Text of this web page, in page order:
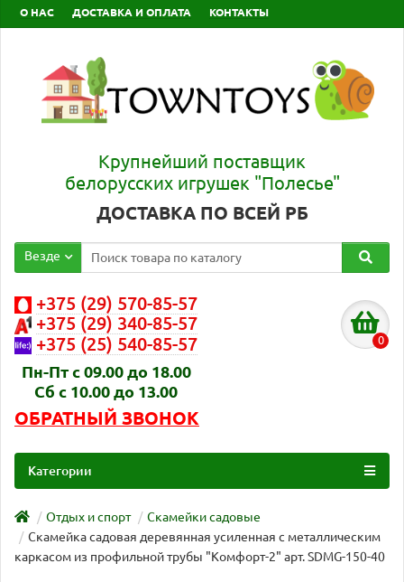
О НАС ДОСТАВКА И ОПЛАТА КОНТАКТЫ
Крупнейший поставщик
белорусских игрушек "Полесье"
ДОСТАВКА ПО ВСЕЙ РБ
Везде
+375 (29) 570-85-57
+375 (29) 340-85-57
+375 (25) 540-85-57
Пн-Пт с 09.00 до 18.00
Сб с 10.00 до 13.00
ОБРАТНЫЙ ЗВОНОК
0
Категории
Отдых и спорт
Скамейки садовые
Скамейка садовая деревянная усиленная с металлическим
каркасом из профильной трубы "Комфорт-2" арт. SDMG-150-40